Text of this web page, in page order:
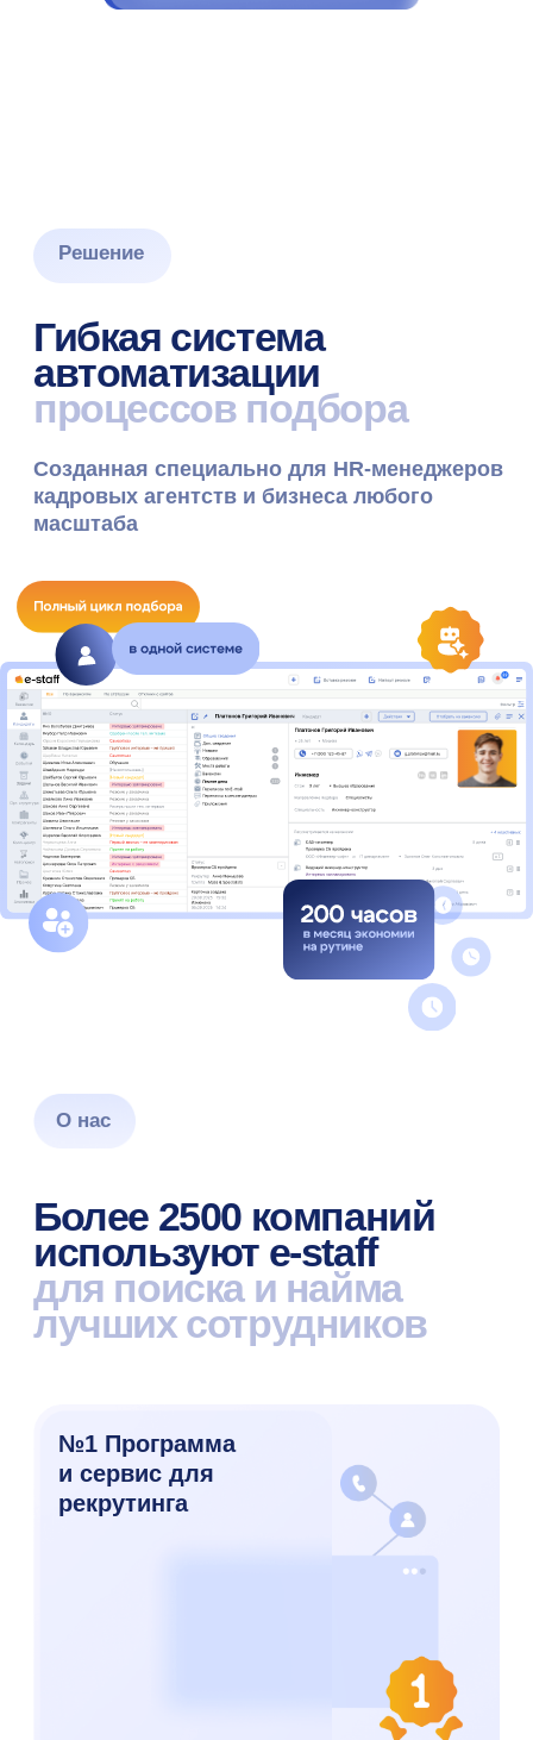
Более 2500 компаний
используют e-staff
для поиска и найма
№1 среди систем
подбора России
по оценке
функциональности
№1 Программа
и сервис для
рекрутинга
По результатам
исследования агентства
за 2025 год
О нас
По версии сервиса
LiveBusiness за 2024 год